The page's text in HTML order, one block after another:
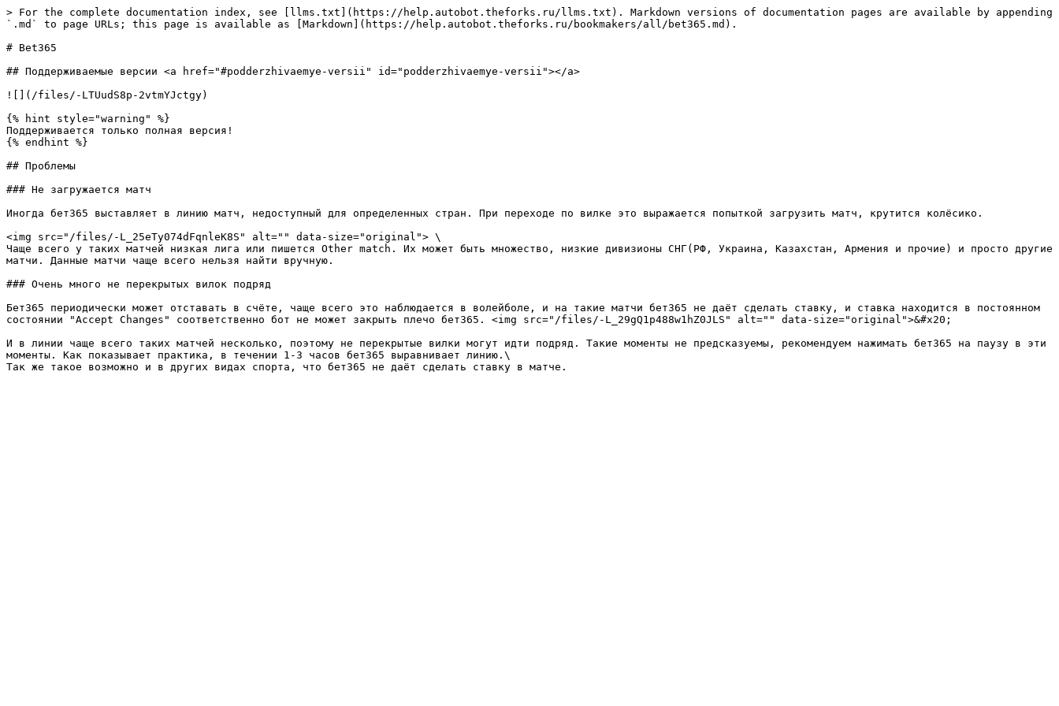
> For the complete documentation index, see [llms.txt](https://help.autobot.theforks.ru/llms.txt). Markdown versions of documentation pages are available by appending
`.md` to page URLs; this page is available as [Markdown](https://help.autobot.theforks.ru/bookmakers/all/bet365.md).
# Bet365
## Поддерживаемые версии <a href="#podderzhivaemye-versii" id="podderzhivaemye-versii"></a>
![](/files/-LTUudS8p-2vtmYJctgy)
{% hint style="warning" %}
Поддерживается только полная версия!
{% endhint %}
## Проблемы
### Не загружается матч
Иногда бет365 выставляет в линию матч, недоступный для определенных стран. При переходе по вилке это выражается попыткой загрузить матч, крутится колёсико.
<img src="/files/-L_25eTy074dFqnleK8S" alt="" data-size="original"> \
Чаще всего у таких матчей низкая лига или пишется Other match. Их может быть множество, низкие дивизионы СНГ(РФ, Украина, Казахстан, Армения и прочие) и просто другие
матчи. Данные матчи чаще всего нельзя найти вручную.
### Очень много не перекрытых вилок подряд
Бет365 периодически может отставать в счёте, чаще всего это наблюдается в волейболе, и на такие матчи бет365 не даёт сделать ставку, и ставка находится в постоянном
состоянии "Accept Changes" соответственно бот не может закрыть плечо бет365. <img src="/files/-L_29gQ1p488w1hZ0JLS" alt="" data-size="original">&#x20;
И в линии чаще всего таких матчей несколько, поэтому не перекрытые вилки могут идти подряд. Такие моменты не предсказуемы, рекомендуем нажимать бет365 на паузу в эти
моменты. Как показывает практика, в течении 1-3 часов бет365 выравнивает линию.\